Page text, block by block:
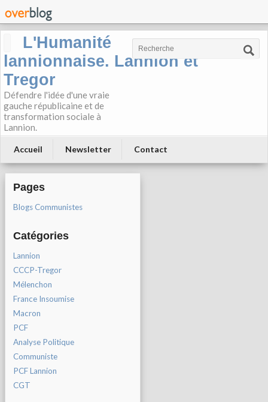
L'Humanité
lannionnaise. Lannion et
Tregor
Défendre l'idée d'une vraie
gauche républicaine et de
transformation sociale à
Lannion.
Accueil Newsletter Contact
Pages
Blogs Communistes
Catégories
Lannion
CCCP-Tregor
Mélenchon
France Insoumise
Macron
PCF
Analyse Politique
Communiste
PCF Lannion
CGT